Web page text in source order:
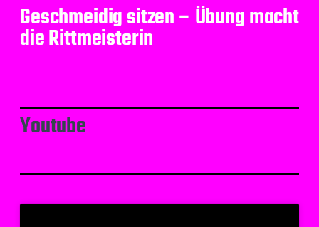
Geschmeidig sitzen – Übung macht
die Rittmeisterin
Youtube